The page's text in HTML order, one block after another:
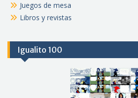
Juegos de mesa
Libros y revistas
Igualito 100